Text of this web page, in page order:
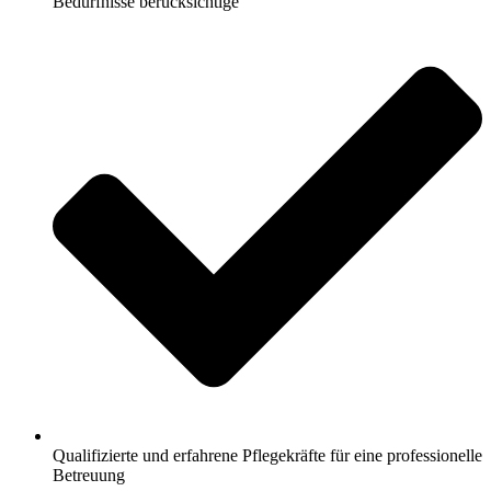
Qualifizierte und erfahrene Pflegekräfte für eine professionelle
Betreuung